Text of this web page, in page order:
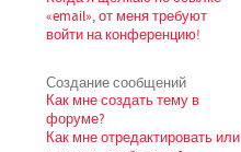
«email», от меня требуют
войти на конференцию!
Создание сообщений
Как мне создать тему в
форуме?
Как мне отредактировать или